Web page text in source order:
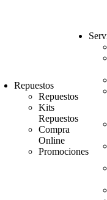
Repuestos
Repuestos
Kits
Repuestos
Compra
Online
Promociones